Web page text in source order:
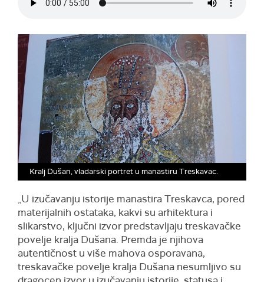
Kralj Dušan, vladarski portret u manastiru Treskavac.
„U izučavanju istorije manastira Treskavca, pored
materijalnih ostataka, kakvi su arhitektura i
slikarstvo, ključni izvor predstavljaju treskavačke
povelje kralja Dušana. Premda je njihova
autentičnost u više mahova osporavana,
treskavačke povelje kralja Dušana nesumljivo su